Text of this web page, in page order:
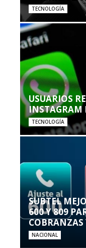
TECNOLOGÍA
USUARIOS
INSTAGRAM
TECNOLOGÍA
SUBTEL
600 Y 809
COBRANZAS
NACIONAL